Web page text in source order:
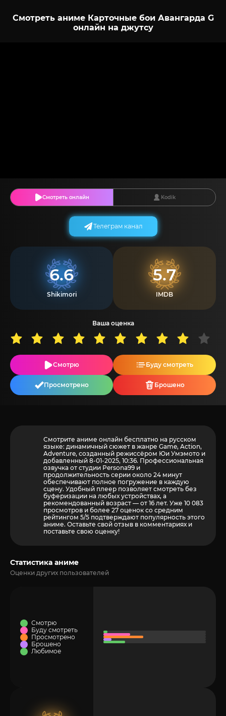
Смотреть аниме Карточные бои Авангарда G
онлайн на джутсу
Смотреть онлайн Kodik
6.6
Shikimori
5.7
IMDB
Ваша оценка
Смотрю Буду смотреть
Просмотрено Брошено
Телеграм канал
Смотрите аниме онлайн бесплатно на русском
языке: динамичный сюжет в жанре Game, Action,
Adventure, созданный режиссёром Юи Умэмото и
добавленный 8-01-2025, 10:36. Профессиональная
озвучка от студии Persona99 и
продолжительность серии около 24 минут
обеспечивают полное погружение в каждую
сцену. Удобный плеер позволяет смотреть без
буферизации на любых устройствах, а
рекомендованный возраст — от 16 лет. Уже 10 083
просмотров и более 27 оценок со средним
рейтингом 5/5 подтверждают популярность этого
аниме. Оставьте свой отзыв в комментариях и
поставьте свою оценку!
Статистика аниме
Оценки других пользователей
Смотрю
Буду смотреть
Просмотрено
Брошено
Любимое